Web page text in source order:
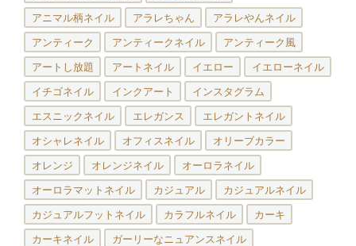
アニマル柄ネイル アラレちゃん アラレやんネイル
アンティーク アンティークネイル アンティーク風
アートし放題 アートネイル イエロー イエローネイル
イチゴネイル インクアート インスタグラム
エスニックネイル エレガンス エレガントネイル
オシャレネイル オフィスネイル オリーブカラー
オレンジ オレンジネイル オーロラネイル
オーロラマットネイル カジュアル カジュアルネイル
カジュアルフットネイル カラフルネイル カーキ
カーキネイル ガーリーなニュアンスネイル